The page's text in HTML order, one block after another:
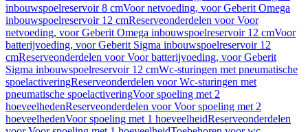
inbouwspoelreservoir 8 cmVoor netvoeding, voor Geberit Omega
inbouwspoelreservoir 12 cmReserveonderdelen voor Voor
netvoeding, voor Geberit Omega inbouwspoelreservoir 12 cmVoor
batterijvoeding, voor Geberit Sigma inbouwspoelreservoir 12
cmReserveonderdelen voor Voor batterijvoeding, voor Geberit
Sigma inbouwspoelreservoir 12 cmWc-sturingen met pneumatische
spoelactiveringReserveonderdelen voor Wc-sturingen met
pneumatische spoelactiveringVoor spoeling met 2
hoeveelhedenReserveonderdelen voor Voor spoeling met 2
hoeveelhedenVoor spoeling met 1 hoeveelheidReserveonderdelen